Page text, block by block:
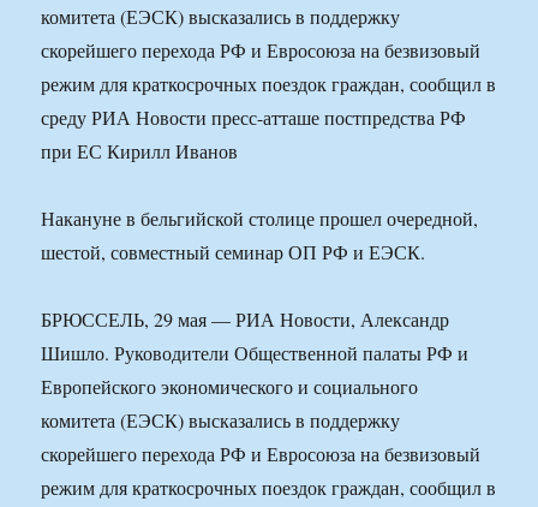
комитета (ЕЭСК) высказались в поддержку
скорейшего перехода РФ и Евросоюза на безвизовый
режим для краткосрочных поездок граждан, сообщил в
среду РИА Новости пресс-атташе постпредства РФ
при ЕС Кирилл Иванов
Накануне в бельгийской столице прошел очередной,
шестой, совместный семинар ОП РФ и ЕЭСК.
БРЮССЕЛЬ, 29 мая — РИА Новости, Александр
Шишло. Руководители Общественной палаты РФ и
Европейского экономического и социального
комитета (ЕЭСК) высказались в поддержку
скорейшего перехода РФ и Евросоюза на безвизовый
режим для краткосрочных поездок граждан, сообщил в